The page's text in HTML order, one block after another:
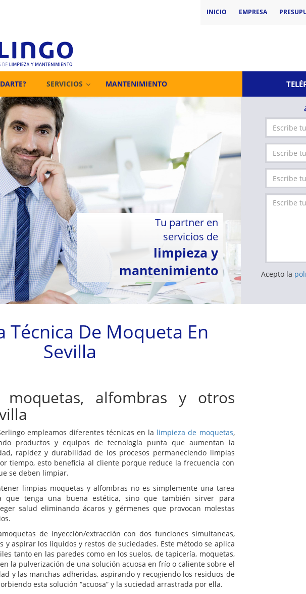
INICIO EMPRESA
SERVICIOS MANTENIMIENTO
Tu partner en
servicios de
limpieza y
mantenimiento
Acepto la
Técnica De Moqueta En
Sevilla
moquetas, alfombras y otros
empleamos diferentes técnicas en la limpieza de moquetas,
productos y equipos de tecnología punta que aumentan la
rapidez y durabilidad de los procesos permaneciendo limpias
tiempo, esto beneficia al cliente porque reduce la frecuencia con
se deben limpiar.
limpias moquetas y alfombras no es simplemente una tarea
que tenga una buena estética, sino que también sirver para
salud eliminando ácaros y gérmenes que provocan molestas
de inyección/extracción con dos funciones simultaneas,
y aspirar los líquidos y restos de suciedades. Este método se aplica
tanto en las paredes como en los suelos, de tapicería, moquetas,
la pulverización de una solución acuosa en frío o caliente sobre el
y las manchas adheridas, aspirando y recogiendo los residuos de
esta solución “acuosa” y la suciedad arrastrada por ella.